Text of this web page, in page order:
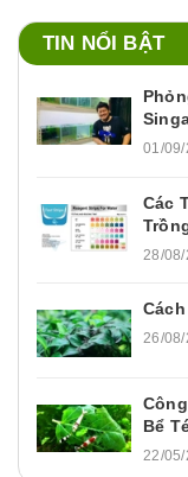
TIN NỔI BẬT
01/09/
Các
28/08/
26/08/
Bể
22/05/